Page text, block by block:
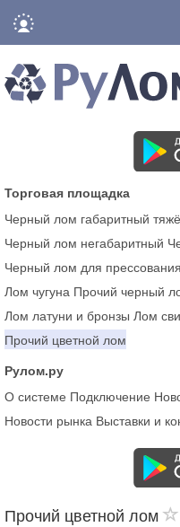
Торговая площадка
Черный лом габаритный
Черный лом негабаритный
Черный лом для прессования
Лом чугуна Прочий черный
Лом латуни и бронзы Лом
Прочий цветной лом
Рулом.ру
О системе Подключение
Новости рынка Выставки и
Прочий цветной лом